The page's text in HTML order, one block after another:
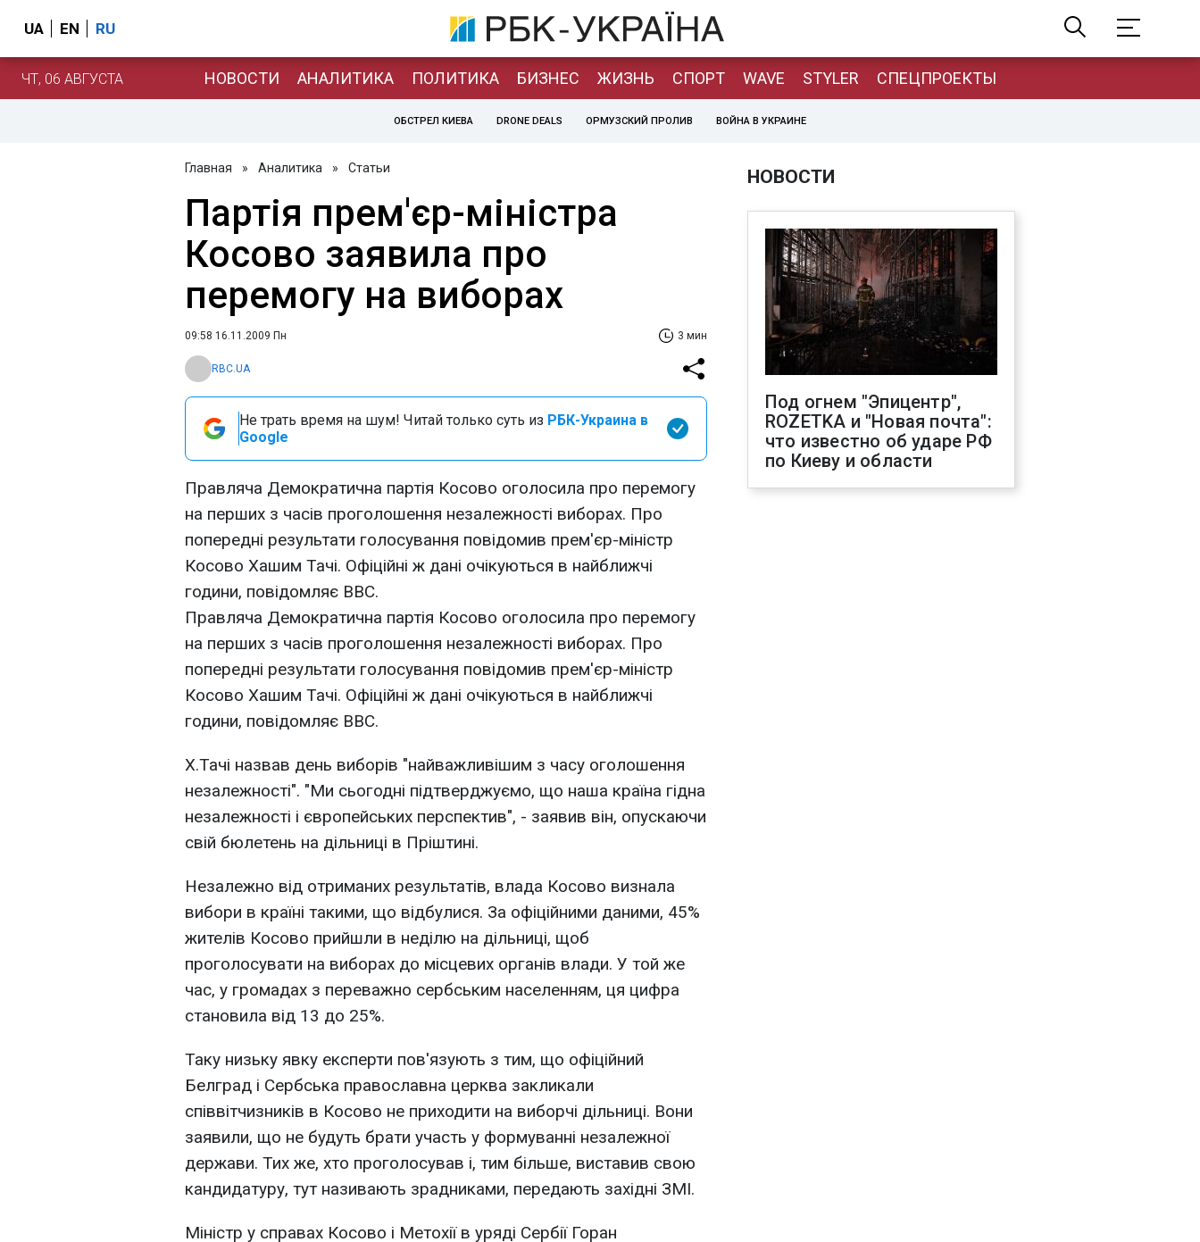
UA EN RU
ЧТ, 06 АВГУСТА НОВОСТИ АНАЛИТИКА ПОЛИТИКА БИЗНЕС ЖИЗНЬ СПОРТ WAVE STYLER СПЕЦПРОЕКТЫ
ОБСТРЕЛ КИЕВА DRONE DEALS ОРМУЗСКИЙ ПРОЛИВ ВОЙНА В УКРАИНЕ
Главная » Аналитика » Статьи
Партія прем'єр-міністра
Косово заявила про
перемогу на виборах
09:58 16.11.2009 Пн 3 мин
RBC.UA
Не трать время на шум! Читай только суть из РБК-Украина в
Google
Правляча Демократична партія Косово оголосила про перемогу
на перших з часів проголошення незалежності виборах. Про
попередні результати голосування повідомив прем'єр-міністр
Косово Хашим Тачі. Офіційні ж дані очікуються в найближчі
години, повідомляє ВВС.
Правляча Демократична партія Косово оголосила про перемогу
на перших з часів проголошення незалежності виборах. Про
попередні результати голосування повідомив прем'єр-міністр
Косово Хашим Тачі. Офіційні ж дані очікуються в найближчі
години, повідомляє ВВС.
Х.Тачі назвав день виборів "найважливішим з часу оголошення
незалежності". "Ми сьогодні підтверджуємо, що наша країна гідна
незалежності і європейських перспектив", - заявив він, опускаючи
свій бюлетень на дільниці в Пріштині.
Незалежно від отриманих результатів, влада Косово визнала
вибори в країні такими, що відбулися. За офіційними даними, 45%
жителів Косово прийшли в неділю на дільниці, щоб
проголосувати на виборах до місцевих органів влади. У той же
час, у громадах з переважно сербським населенням, ця цифра
становила від 13 до 25%.
Таку низьку явку експерти пов'язують з тим, що офіційний
Белград і Сербська православна церква закликали
співвітчизників в Косово не приходити на виборчі дільниці. Вони
заявили, що не будуть брати участь у формуванні незалежної
держави. Тих же, хто проголосував і, тим більше, виставив свою
кандидатуру, тут називають зрадниками, передають західні ЗМІ.
Міністр у справах Косово і Метохії в уряді Сербії Горан
НОВОСТИ
Под огнем "Эпицентр",
ROZETKA и "Новая почта":
что известно об ударе РФ
по Киеву и области